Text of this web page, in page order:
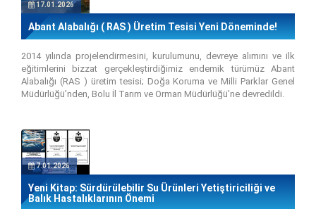
17.01.2026
Abant Alabalığı ( RAS ) Üretim Tesisi Yeni Döneminde!
2014 yılında projelendirmesini, kurulumunu, devreye alımını ve ilk
eğitimlerini bizzat gerçekleştirdiğimiz endemik türümüz Abant
Alabalığı (RAS ) üretim tesisi; Doğa Koruma ve Milli Parklar Genel
Müdürlüğü’nden, Bolu İl Tarım ve Orman Müdürlüğü’ne devredildi.
7.01.2026
Yeni Kitap: Sürdürülebilir Su Ürünleri Yetiştiriciliği ve
Balık Hastalıklarının Önemi